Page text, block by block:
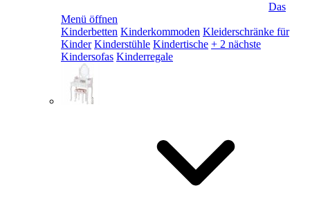
Das
Menü öffnen
Kinderbetten Kinderkommoden Kleiderschränke für
Kinder Kinderstühle Kindertische + 2 nächste
Kindersofas Kinderregale